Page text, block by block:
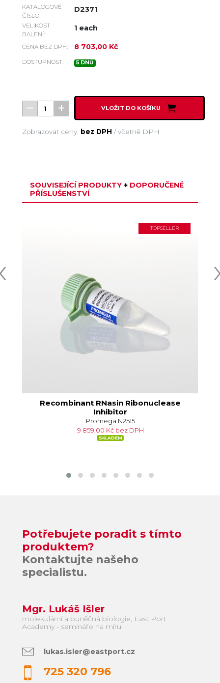
KATALOGOVÉ
ČÍSLO:
D2371
VELIKOST
BALENÍ:
1 each
CENA BEZ DPH: 8 703,00 Kč
DOSTUPNOST: 5 DNŮ
VLOŽIT DO KOŠÍKU
Zobrazovat ceny: bez DPH /včetně DPH
SOUVISEJÍCÍ PRODUKTY +DOPORUČENÉ
PŘÍSLUŠENSTVÍ
Recombinant RNasin Ribonuclease
Inhibitor
Promega N2515
9 859,00 Kč bez DPH
SKLADEM
TOPSELLER
Potřebujete poradit s tímto
produktem?
Kontaktujte našeho
specialistu.
Mgr. Lukáš Išler
molekulární a buněčná biologie, East Port
Academy - semináře na míru
lukas.isler@eastport.cz
725 320 796